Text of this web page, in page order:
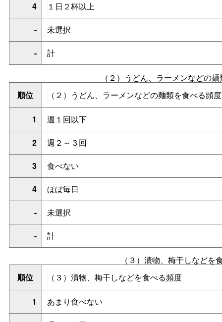
4 １日２杯以上
- 未選択
- 計
（２）うどん、ラーメンなどの
順位
（２）うどん、ラーメンなどの麺類を食べる頻度
1 週１回以下
2 週２～３回
3 食べない
4 ほぼ毎日
- 未選択
- 計
（３）漬物、梅干しなどを
順位
（３）漬物、梅干しなどを食べる頻度
1 あまり食べない